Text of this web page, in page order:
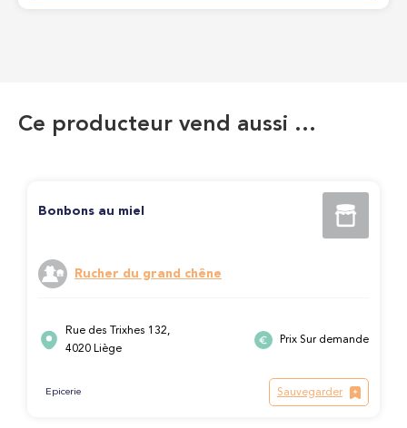
Ce producteur vend aussi …
Bonbons au miel
Rucher du grand chêne
Rue des Trixhes 132,
4020 Liège
Prix Sur demande
Epicerie Sauvegarder